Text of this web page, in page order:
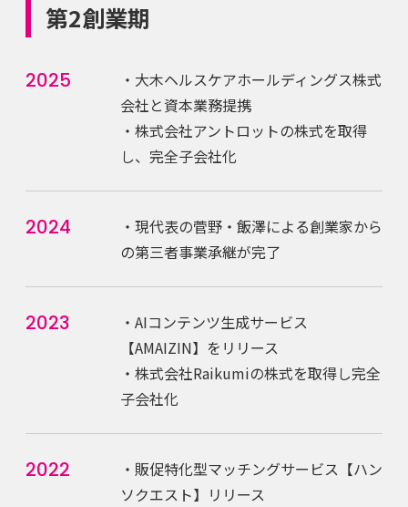
第2創業期
2025
・大木ヘルスケアホールディングス株式
会社と資本業務提携
・株式会社アントロットの株式を取得
し、完全子会社化
2024
・現代表の菅野・飯澤による創業家から
の第三者事業承継が完了
2023
・AIコンテンツ生成サービス
【AMAIZIN】をリリース
・株式会社Raikumiの株式を取得し完全
子会社化
2022
・販促特化型マッチングサービス【ハン
ソクエスト】リリース